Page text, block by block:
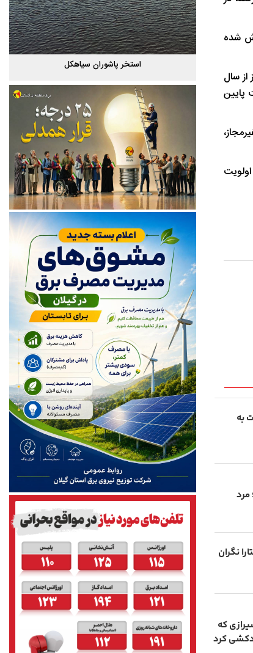
شده
و ارز از سال
پایین
به
نگران
‌‏آموز ۱۲ ساله شیرازی که
کرد
استخر پاشوران سیاهکل